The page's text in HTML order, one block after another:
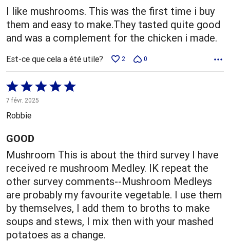
I like mushrooms. This was the first time i buy
them and easy to make.They tasted quite good
and was a complement for the chicken i made.
Est-ce que cela a été utile? 2 0
Coté
5 sur
5
7 févr. 2025
Robbie
GOOD
Mushroom This is about the third survey I have
received re mushroom Medley. IK repeat the
other survey comments--Mushroom Medleys
are probably my favourite vegetable. I use them
by themselves, I add them to broths to make
soups and stews, I mix then with your mashed
potatoes as a change.